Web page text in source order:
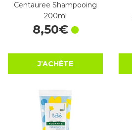
Centauree Shampooing
200ml
8,50€
J’ACHÈTE